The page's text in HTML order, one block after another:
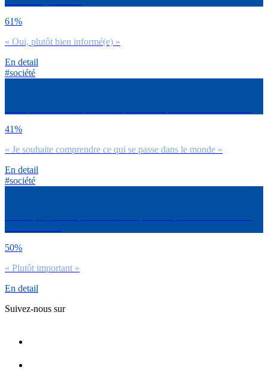
61%
« Oui, plutôt bien informé(e) »
En detail
#société
41%
« Je souhaite comprendre ce qui se passe dans le monde »
En detail
#société
50%
« Plutôt important »
En detail
Suivez-nous sur